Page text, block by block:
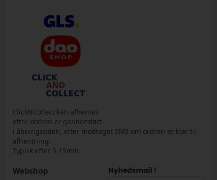
ClickNCollect kan afhentes
efter ordren er gennemført
i åbningstiden, efter modtaget SMS om ordren er klar til
afhentning.
Typisk efter 5-15min
Webshop